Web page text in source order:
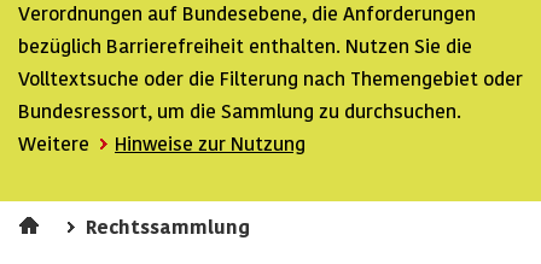
Verordnungen auf Bundesebene, die Anforderungen
bezüglich Barrierefreiheit enthalten. Nutzen Sie die
Volltextsuche oder die Filterung nach Themengebiet oder
Bundesressort, um die Sammlung zu durchsuchen.
Weitere
Hinweise zur Nutzung
Rechtssammlung